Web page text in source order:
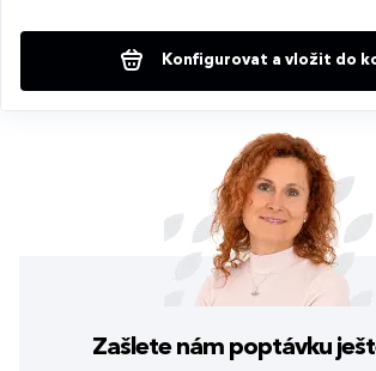
Konfigurovat a vložit do
Zašlete nám poptávku